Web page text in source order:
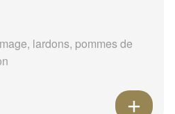
lardons, pommes de